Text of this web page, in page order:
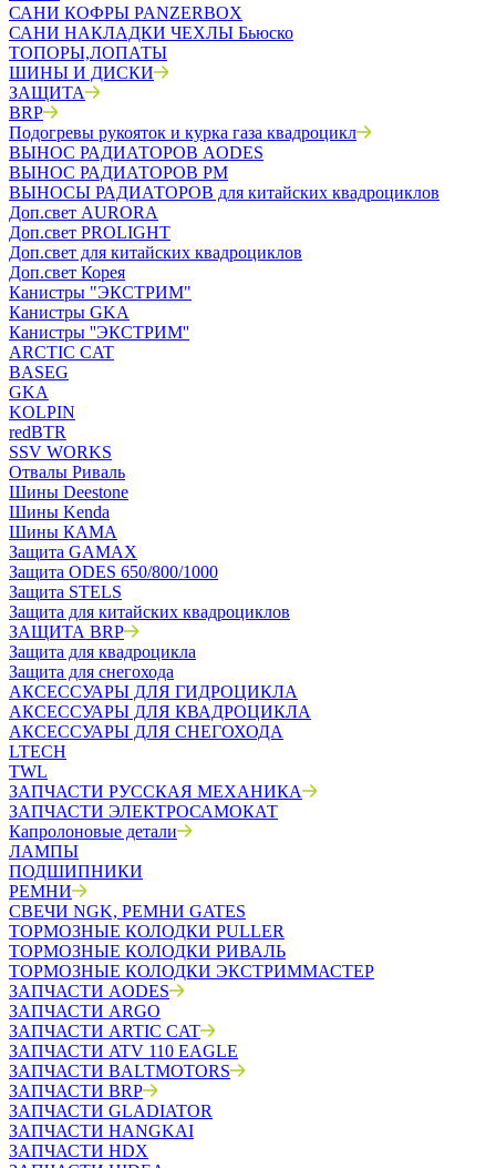
САНИ КОФРЫ PANZERBOX
САНИ НАКЛАДКИ ЧЕХЛЫ Бьюско
ТОПОРЫ,ЛОПАТЫ
ШИНЫ И ДИСКИ
ЗАЩИТА
BRP
Подогревы рукояток и курка газа квадроцикл
ВЫНОС РАДИАТОРОВ AODES
ВЫНОС РАДИАТОРОВ РМ
ВЫНОСЫ РАДИАТОРОВ для китайских квадроциклов
Доп.свет AURORA
Доп.свет PROLIGHT
Доп.свет для китайских квадроциклов
Доп.свет Корея
Канистры "ЭКСТРИМ"
Канистры GKA
Канистры ''ЭКСТРИМ''
ARCTIC CAT
BASEG
GKA
KOLPIN
redBTR
SSV WORKS
Отвалы Риваль
Шины Deestone
Шины Kenda
Шины КАМА
Защита GAMAX
Защита ODES 650/800/1000
Защита STELS
Защита для китайских квадроциклов
ЗАЩИТА BRP
Защита для квадроцикла
Защита для снегохода
АКСЕССУАРЫ ДЛЯ ГИДРОЦИКЛА
АКСЕССУАРЫ ДЛЯ КВАДРОЦИКЛА
АКСЕССУАРЫ ДЛЯ СНЕГОХОДА
LTECH
TWL
ЗАПЧАСТИ РУССКАЯ МЕХАНИКА
ЗАПЧАСТИ ЭЛЕКТРОСАМОКАТ
Капролоновые детали
ЛАМПЫ
ПОДШИПНИКИ
РЕМНИ
СВЕЧИ NGK, РЕМНИ GATES
ТОРМОЗНЫЕ КОЛОДКИ PULLER
ТОРМОЗНЫЕ КОЛОДКИ РИВАЛЬ
ТОРМОЗНЫЕ КОЛОДКИ ЭКСТРИММАСТЕР
ЗАПЧАСТИ AODES
ЗАПЧАСТИ ARGO
ЗАПЧАСТИ ARTIC CAT
ЗАПЧАСТИ ATV 110 EAGLE
ЗАПЧАСТИ BALTMOTORS
ЗАПЧАСТИ BRP
ЗАПЧАСТИ GLADIATOR
ЗАПЧАСТИ HANGKAI
ЗАПЧАСТИ HDX